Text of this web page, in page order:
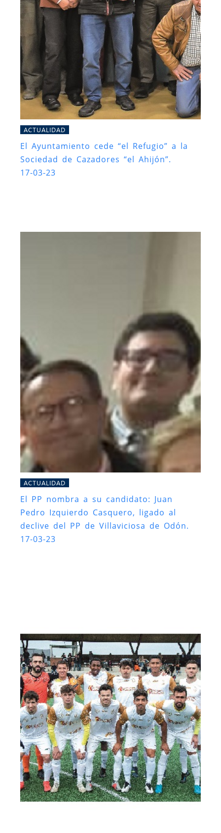
ACTUALIDAD
El Ayuntamiento cede “el Refugio” a la
Sociedad de Cazadores “el Ahijón”.
17-03-23
ACTUALIDAD
El PP nombra a su candidato: Juan
Pedro Izquierdo Casquero, ligado al
declive del PP de Villaviciosa de Odón.
17-03-23